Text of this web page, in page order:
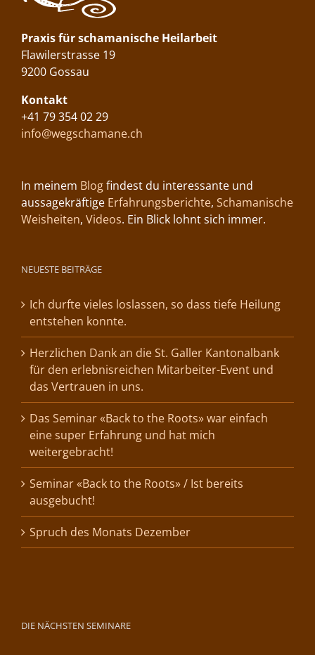
Praxis für schamanische Heilarbeit
Flawilerstrasse 19
9200 Gossau
Kontakt
+41 79 354 02 29
info@wegschamane.ch
In meinem Blogfindest du interessante und
aussagekräftige Erfahrungsberichte, Schamanische
Weisheiten, Videos. Ein Blick lohnt sich immer.
NEUESTE BEITRÄGE
Ich durfte vieles loslassen, so dass tiefe Heilung
entstehen konnte.
Herzlichen Dank an die St. Galler Kantonalbank
für den erlebnisreichen Mitarbeiter-Event und
das Vertrauen in uns.
Das Seminar «Back to the Roots» war einfach
eine super Erfahrung und hat mich
weitergebracht!
Seminar «Back to the Roots» / Ist bereits
ausgebucht!
Spruch des Monats Dezember
DIE NÄCHSTEN SEMINARE